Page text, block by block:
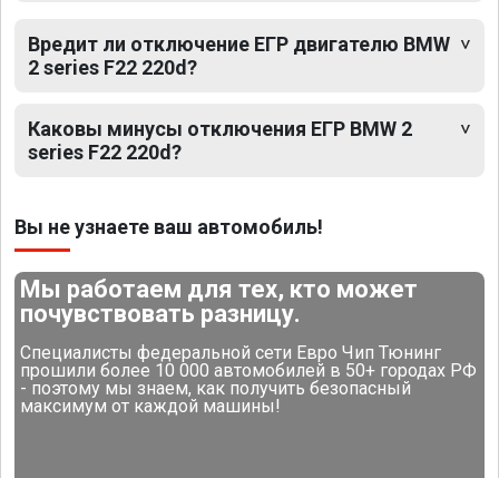
Вредит ли отключение ЕГР двигателю BMW
2 series F22 220d?
Каковы минусы отключения ЕГР BMW 2
series F22 220d?
Вы не узнаете ваш автомобиль!
Мы работаем для тех, кто может
почувствовать разницу.
Специалисты федеральной сети Евро Чип Тюнинг
прошили более 10 000 автомобилей в 50+ городах РФ
- поэтому мы знаем, как получить безопасный
максимум от каждой машины!